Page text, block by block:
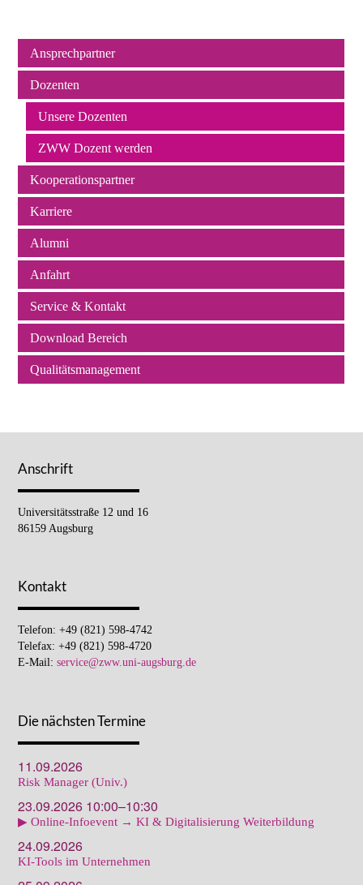
Navigation
überspringen
Ansprechpartner
Dozenten
Unsere Dozenten
ZWW Dozent werden
Kooperationspartner
Karriere
Alumni
Anfahrt
Service & Kontakt
Download Bereich
Qualitätsmanagement
Anschrift
Universitätsstraße 12 und 16
86159 Augsburg
Kontakt
Telefon: +49 (821) 598-4742
Telefax: +49 (821) 598-4720
E-Mail:service@zww.uni-augsburg.de
Die nächsten Termine
11.09.2026
Risk Manager (Univ.)
23.09.2026 10:00–10:30
▶ Online-Infoevent → KI & Digitalisierung Weiterbildung
24.09.2026
KI-Tools im Unternehmen